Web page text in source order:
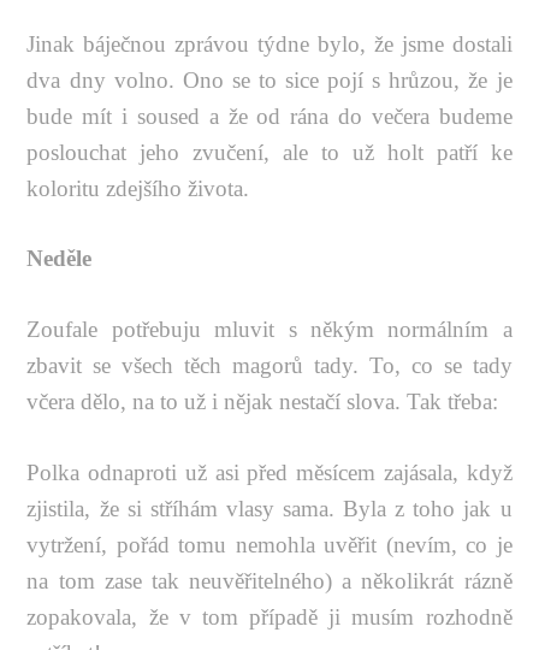
Jinak báječnou zprávou týdne bylo, že jsme dostali
dva dny volno. Ono se to sice pojí s hrůzou, že je
bude mít i soused a že od rána do večera budeme
poslouchat jeho zvučení, ale to už holt patří ke
koloritu zdejšího života.
Neděle
Zoufale potřebuju mluvit s někým normálním a
zbavit se všech těch magorů tady. To, co se tady
včera dělo, na to už i nějak nestačí slova. Tak třeba:
Polka odnaproti už asi před měsícem zajásala, když
zjistila, že si stříhám vlasy sama. Byla z toho jak u
vytržení, pořád tomu nemohla uvěřit (nevím, co je
na tom zase tak neuvěřitelného) a několikrát rázně
zopakovala, že v tom případě ji musím rozhodně